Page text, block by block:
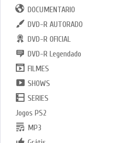
DOCUMENTARIO
DVD-R AUTORADO
DVD-R OFICIAL
DVD-R Legendado
FILMES
SHOWS
SERIES
Jogos PS2
MP3